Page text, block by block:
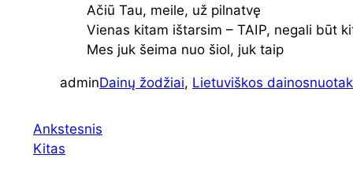
Ačiū Tau, meile, už pilnatvę
Vienas kitam ištarsim – TAIP, negali būt
Mes juk šeima nuo šiol, juk taip
adminDainų žodžiai, Lietuviškos dainos
Ankstesnis
Kitas